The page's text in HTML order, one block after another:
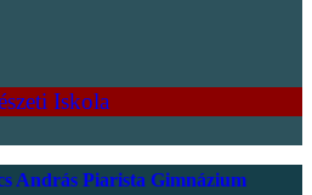
Iskola
András Piarista Gimnázium